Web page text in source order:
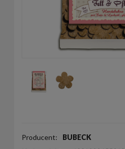
Producent:
BUBECK